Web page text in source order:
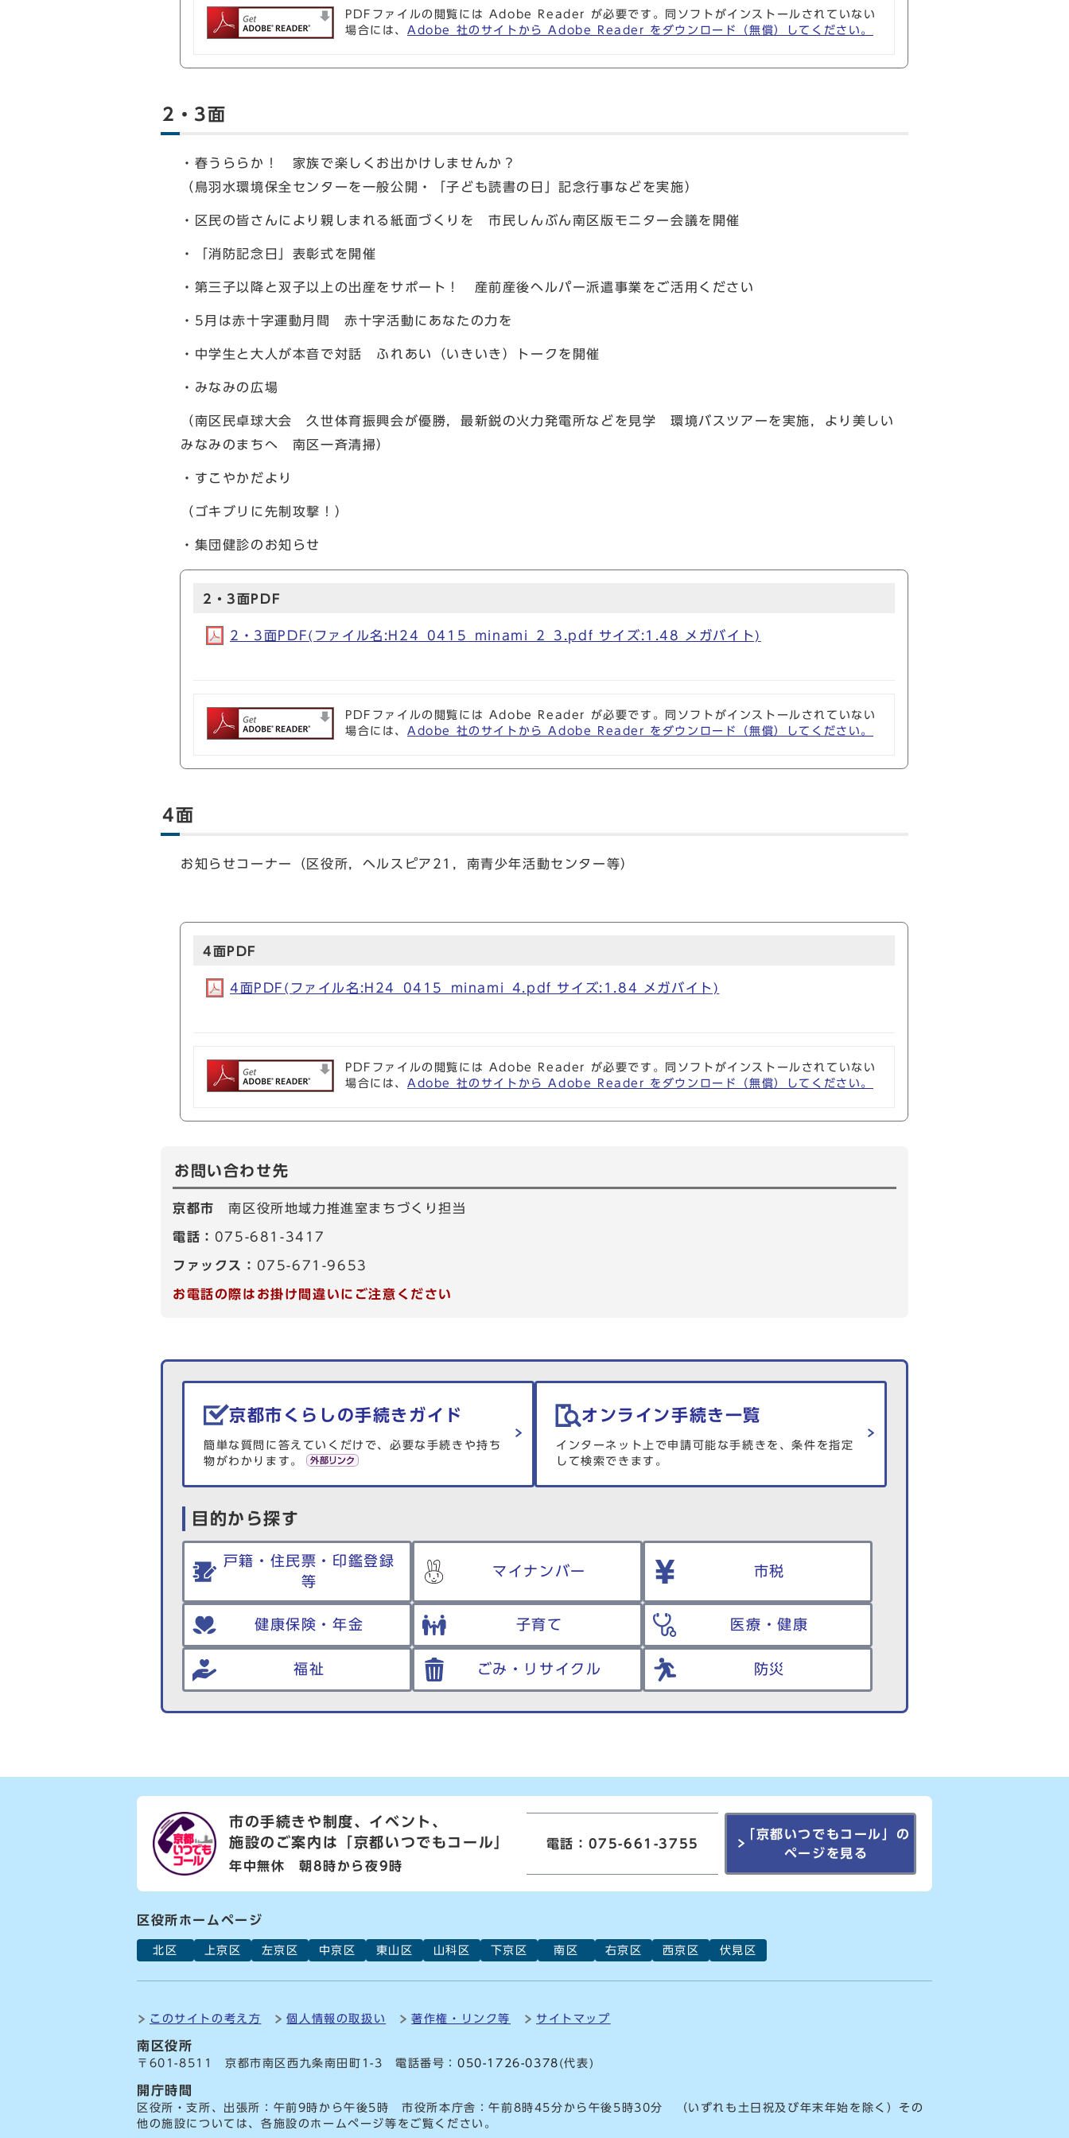
PDFファイルの閲覧には Adobe Reader が必要です。同ソフトがインストールされていない
場合には、 Adobe 社のサイトから Adobe Reader をダウンロード（無償）してください。
2・3面
・春うららか！ 家族で楽しくお出かけしませんか？
（鳥羽水環境保全センターを一般公開・「子ども読書の日」記念行事などを実施）
・区民の皆さんにより親しまれる紙面づくりを 市民しんぶん南区版モニター会議を開催
・「消防記念日」表彰式を開催
・第三子以降と双子以上の出産をサポート！ 産前産後ヘルパー派遣事業をご活用ください
・5月は赤十字運動月間 赤十字活動にあなたの力を
・中学生と大人が本音で対話 ふれあい（いきいき）トークを開催
・みなみの広場
（南区民卓球大会 久世体育振興会が優勝，最新鋭の火力発電所などを見学 環境バスツアーを実施，より美しい
みなみのまちへ 南区一斉清掃）
・すこやかだより
（ゴキブリに先制攻撃！）
・集団健診のお知らせ
2・3面PDF
2・3面PDF(ファイル名:H24_0415_minami_2_3.pdf サイズ:1.48 メガバイト)
PDFファイルの閲覧には Adobe Reader が必要です。同ソフトがインストールされていない
場合には、 Adobe 社のサイトから Adobe Reader をダウンロード（無償）してください。
4面
お知らせコーナー（区役所，ヘルスピア21，南青少年活動センター等）
4面PDF
4面PDF(ファイル名:H24_0415_minami_4.pdf サイズ:1.84 メガバイト)
PDFファイルの閲覧には Adobe Reader が必要です。同ソフトがインストールされていない
場合には、 Adobe 社のサイトから Adobe Reader をダウンロード（無償）してください。
お問い合わせ先
京都市南区役所地域力推進室まちづくり担当
電話： 075-681-3417
ファックス： 075-671-9653
お電話の際はお掛け間違いにご注意ください
生活情報を探す
京都市くらしの手続きガイド
簡単な質問に答えていくだけで、必要な手続きや持ち
物がわかります。
オンライン手続き一覧
インターネット上で申請可能な手続きを、条件を指定
して検索できます。
目的から探す
戸籍・住民票・印鑑登録
等
マイナンバー 市税
健康保険・年金 子育て 医療・健康
福祉 ごみ・リサイクル 防災
市の手続きや制度、イベント、
施設のご案内は
「京都いつでもコール」
年中無休 朝8時から夜9時
電話：075-661-3755
「京都いつでもコール」の
ページを見る
区役所ホームページ
北区 上京区 左京区 中京区 東山区 山科区 下京区 南区 右京区 西京区 伏見区
このサイトの考え方 個人情報の取扱い 著作権・リンク等 サイトマップ
南区役所
〒601-8511 京都市南区西九条南田町1-3 電話番号：050-1726-0378 (代表)
開庁時間
区役所・支所、出張所：午前9時から午後5時 市役所本庁舎：午前8時45分から午後5時30分 （いずれも土日祝及び年末年始を除く）その
他の施設については、各施設のホームページ等をご覧ください。